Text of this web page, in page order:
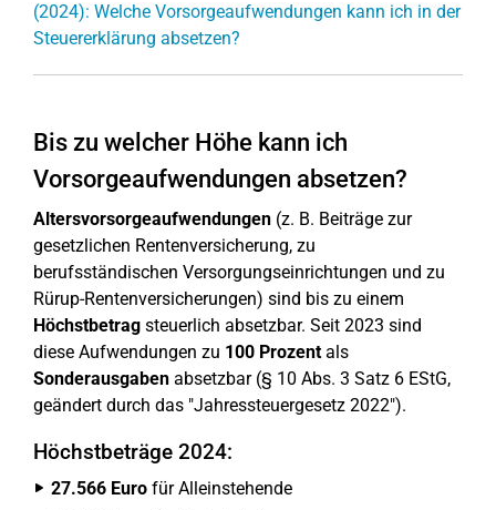
(2024): Welche Vorsorgeaufwendungen kann ich in der
Steuererklärung absetzen?
Bis zu welcher Höhe kann ich
Vorsorgeaufwendungen absetzen?
Altersvorsorgeaufwendungen (z. B. Beiträge zur
gesetzlichen Rentenversicherung, zu
berufsständischen Versorgungseinrichtungen und zu
Rürup-Rentenversicherungen) sind bis zu einem
Höchstbetrag steuerlich absetzbar. Seit 2023 sind
diese Aufwendungen zu 100 Prozentals
Sonderausgaben absetzbar (§ 10 Abs. 3 Satz 6 EStG,
geändert durch das "Jahressteuergesetz 2022").
Höchstbeträge 2024:
27.566 Euro für Alleinstehende